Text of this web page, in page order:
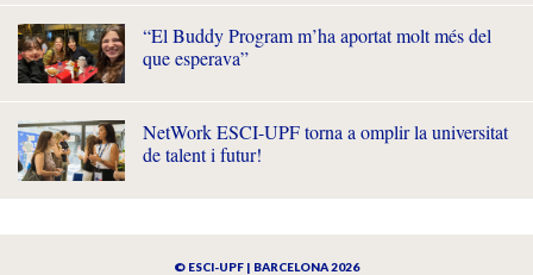
“El Buddy Program m’ha aportat molt més del
que esperava”
NetWork ESCI-UPF torna a omplir la universitat
de talent i futur!
© ESCI-UPF | BARCELONA 2026